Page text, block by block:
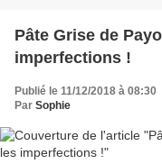
Pâte Grise de
imperfections !
Publié le 11/12/2018 à 08:30
Par Sophie